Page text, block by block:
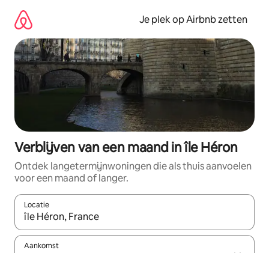
direct
naar
inhoud
Je plek op Airbnb zetten
Verblijven van een maand in île Héron
Ontdek langetermijnwoningen die als thuis aanvoelen
voor een maand of langer.
Locatie
Wanneer er resultaten beschikbaar zijn, maak je een keuze
Aankomst